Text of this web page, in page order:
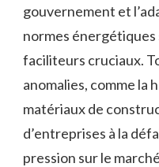
gouvernement et
normes
faciliteurs cruciaux.
anomalies, comme la
matériaux de
d’entreprises à la
pression sur le